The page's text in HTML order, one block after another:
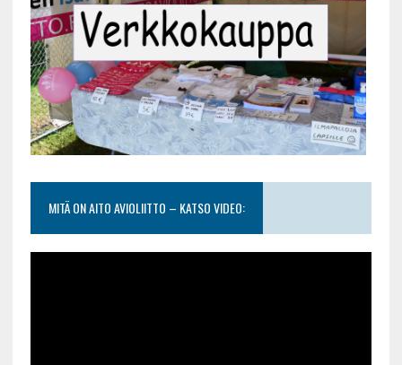
MITÄ ON AITO AVIOLIITTO – KATSO VIDEO: